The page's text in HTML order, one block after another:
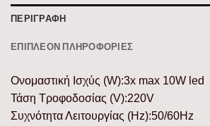
ΠΕΡΙΓΡΑΦΉ
ΕΠΙΠΛΈΟΝ ΠΛΗΡΟΦΟΡΊΕΣ
Ονομαστική Ισχύς (W):3x max 10W led
Τάση Τροφοδοσίας (V):220V
Συχνότητα Λειτουργίας (Hz):50/60Hz